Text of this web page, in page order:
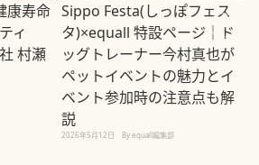
康寿命
ィ
村瀬
Sippo Festa(しっぽフェス
タ)×equall 特設ページ｜ド
ッグトレーナー今村真也が
ペットイベントの魅力とイ
ベント参加時の注意点も解
説
2026年5月12日 By equall編集部